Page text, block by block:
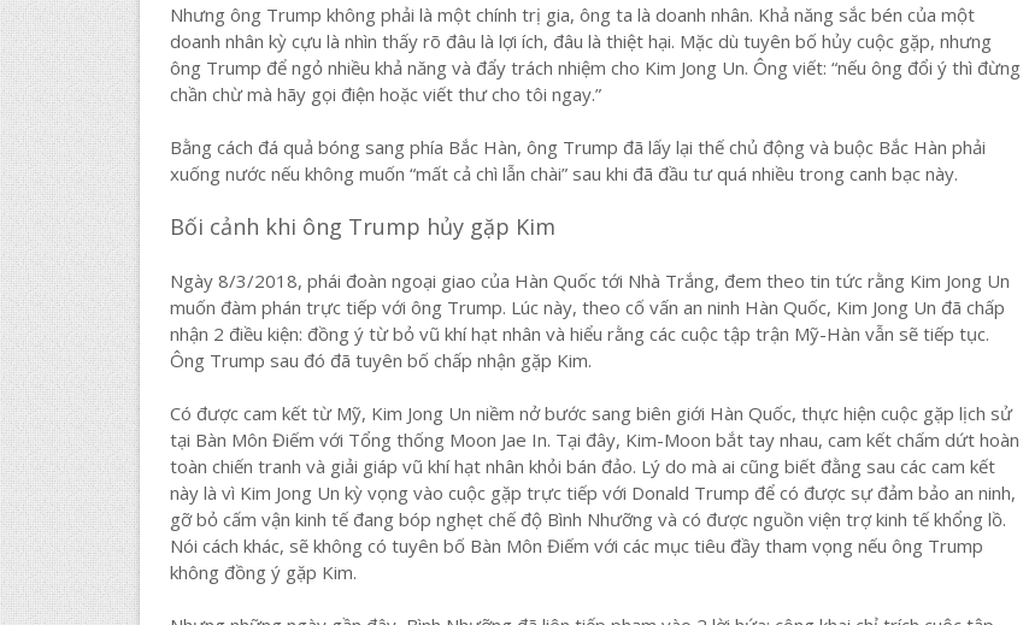
Nhưng ông Trump không phải là một chính trị gia, ông ta là doanh nhân. Khả năng sắc bén của một
doanh nhân kỳ cựu là nhìn thấy rõ đâu là lợi ích, đâu là thiệt hại. Mặc dù tuyên bố hủy cuộc gặp, nhưng
ông Trump để ngỏ nhiều khả năng và đẩy trách nhiệm cho Kim Jong Un. Ông viết: “nếu ông đổi ý thì đừng
chần chừ mà hãy gọi điện hoặc viết thư cho tôi ngay.”
Bằng cách đá quả bóng sang phía Bắc Hàn, ông Trump đã lấy lại thế chủ động và buộc Bắc Hàn phải
xuống nước nếu không muốn “mất cả chì lẫn chài” sau khi đã đầu tư quá nhiều trong canh bạc này.
Bối cảnh khi ông Trump hủy gặp Kim
Ngày 8/3/2018, phái đoàn ngoại giao của Hàn Quốc tới Nhà Trắng, đem theo tin tức rằng Kim Jong Un
muốn đàm phán trực tiếp với ông Trump. Lúc này, theo cố vấn an ninh Hàn Quốc, Kim Jong Un đã chấp
nhận 2 điều kiện: đồng ý từ bỏ vũ khí hạt nhân và hiểu rằng các cuộc tập trận Mỹ-Hàn vẫn sẽ tiếp tục.
Ông Trump sau đó đã tuyên bố chấp nhận gặp Kim.
Có được cam kết từ Mỹ, Kim Jong Un niềm nở bước sang biên giới Hàn Quốc, thực hiện cuộc gặp lịch sử
tại Bàn Môn Điếm với Tổng thống Moon Jae In. Tại đây, Kim-Moon bắt tay nhau, cam kết chấm dứt hoàn
toàn chiến tranh và giải giáp vũ khí hạt nhân khỏi bán đảo. Lý do mà ai cũng biết đằng sau các cam kết
này là vì Kim Jong Un kỳ vọng vào cuộc gặp trực tiếp với Donald Trump để có được sự đảm bảo an ninh,
gỡ bỏ cấm vận kinh tế đang bóp nghẹt chế độ Bình Nhưỡng và có được nguồn viện trợ kinh tế khổng lồ.
Nói cách khác, sẽ không có tuyên bố Bàn Môn Điếm với các mục tiêu đầy tham vọng nếu ông Trump
không đồng ý gặp Kim.